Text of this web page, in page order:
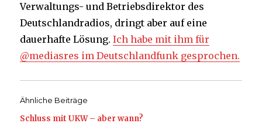
Verwaltungs- und Betriebsdirektor des
Deutschlandradios, dringt aber auf eine
dauerhafte Lösung.Ich habe mit ihm für
@mediasres im Deutschlandfunk gesprochen.
Ähnliche Beiträge
Schluss mit UKW – aber wann?